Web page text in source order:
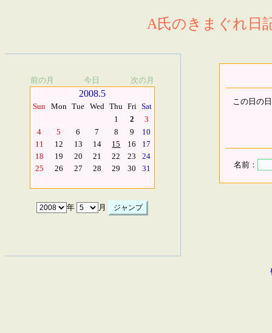
A氏のきまぐれ日
前の月 今日 次の月
2008.5
Sun Mon Tue Wed Thu Fri Sat
1
2
3
4
5 6 7 8 9
10
11
12 13 14 15 16
17
18
19 20 21 22 23
24
25
26 27 28 29 30 31
年 月
この日の
名前：